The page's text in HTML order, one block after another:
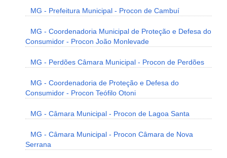
MG - Prefeitura Municipal - Procon de Cambuí
MG - Coordenadoria Municipal de Proteção e Defesa do
Consumidor - Procon João Monlevade
MG - Perdões Câmara Municipal - Procon de Perdões
MG - Coordenadoria de Proteção e Defesa do
Consumidor - Procon Teófilo Otoni
MG - Câmara Municipal - Procon de Lagoa Santa
MG - Câmara Municipal - Procon Câmara de Nova
Serrana